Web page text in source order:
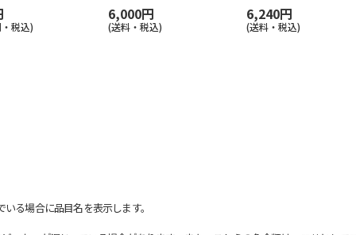
税込)
6,000円
(送料・税込)
6,240円
(送料・税込)
る場合に品目名を表示します。